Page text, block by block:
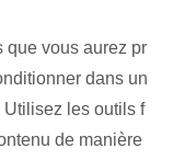
que vous aurez pr
dans un
Utilisez les outils f
de manière